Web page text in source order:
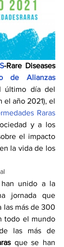
-Rare Diseases
de Alianzas
último día del
Raras
y a los
el impacto
la vida de los
unido a la
jornada que
las más de 300
todo el mundo
las más de
que se han